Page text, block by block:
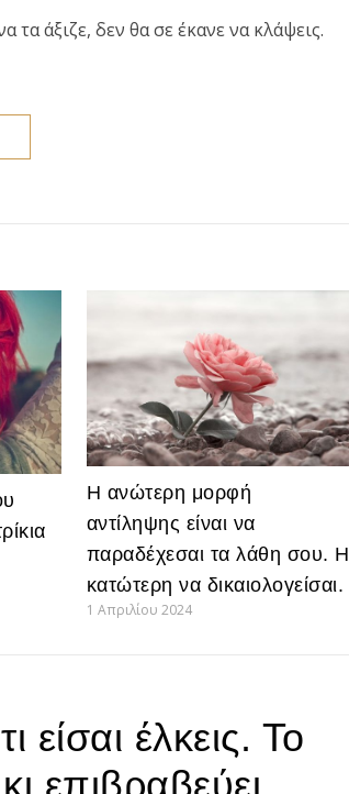
τα άξιζε, δεν θα σε έκανε να κλάψεις.
Η ανώτερη μορφή
αντίληψης είναι να
παραδέχεσαι τα λάθη σου. Η
κατώτερη να δικαιολογείσαι.
1 Απριλίου 2024
είσαι έλκεις. Το